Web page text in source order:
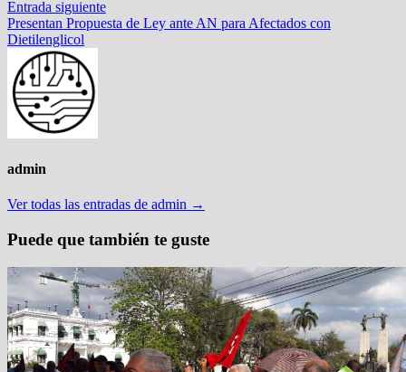
entradas
Entrada siguienteEntrada
siguiente:
Presentan Propuesta de Ley ante AN para Afectados con
Dietilenglicol
admin
Ver todas las entradas de admin →
Puede que también te guste